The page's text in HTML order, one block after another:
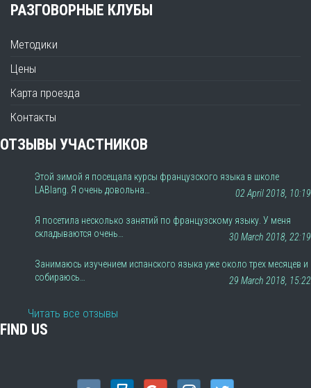
РАЗГОВОРНЫЕ КЛУБЫ
Методики
Цены
Карта проезда
Контакты
ОТЗЫВЫ УЧАСТНИКОВ
Этой зимой я посещала курсы французского языка в школе
LABlang. Я очень довольна…
02 April 2018, 10:19
Я посетила несколько занятий по французскому языку. У меня
складываются очень…
30 March 2018, 22:19
Занимаюсь изучением испанского языка уже около трех месяцев и
собираюсь…
29 March 2018, 15:22
Читать все отзывы
FIND US